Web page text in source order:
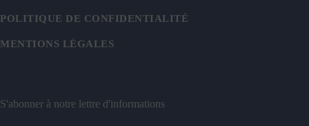
POLITIQUE DE CONFIDENTIALITÉ
MENTIONS LÉGALES
S'abonner à notre lettre d'informations